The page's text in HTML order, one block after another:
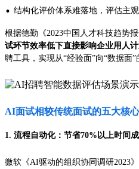
· 结构化评价体系难落地，评估主
根据德勤《2023中国人才科技趋势报
试环节效率低下直接影响企业用人
聘工具，实现从“经验面”向“数据面”
AI面试相较传统面试的五大核
1. 流程自动化：节省70%以上时间
微软《AI驱动的组织协同调研2023》